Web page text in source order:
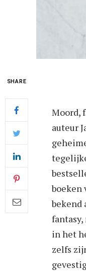
SHARE
Moord,
auteur
boeken
bekend
in het
zelfs